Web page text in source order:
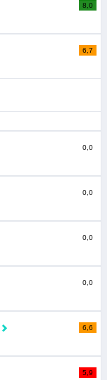
8,0
6,7
0,0
0,0
0,0
0,0
6,6
5,9